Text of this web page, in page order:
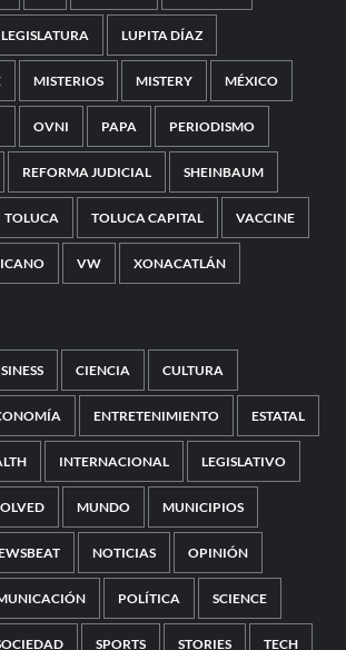
LEGISLATURA LUPITA DÍAZ
MISTERIOS MISTERY MÉXICO
OVNI PAPA PERIODISMO
REFORMA JUDICIAL SHEINBAUM
TOLUCA TOLUCA CAPITAL VACCINE
VW XONACATLÁN
CIENCIA CULTURA
ENTRETENIMIENTO ESTATAL
INTERNACIONAL LEGISLATIVO
MUNDO MUNICIPIOS
NOTICIAS OPINIÓN
POLÍTICA SCIENCE
SPORTS STORIES TECH